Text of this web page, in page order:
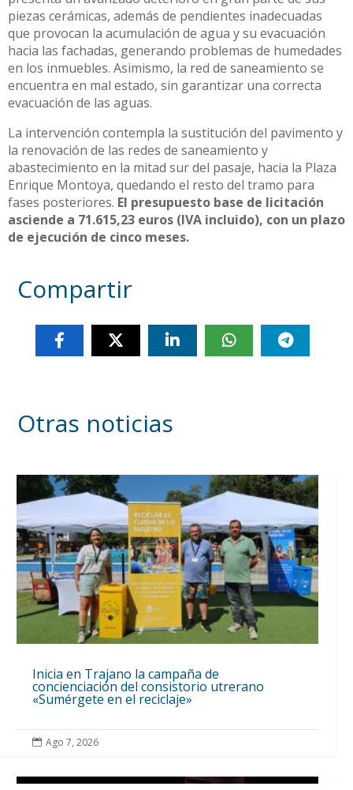
piezas cerámicas, además de pendientes inadecuadas
que provocan la acumulación de agua y su evacuación
hacia las fachadas, generando problemas de humedades
en los inmuebles. Asimismo, la red de saneamiento se
encuentra en mal estado, sin garantizar una correcta
evacuación de las aguas.
La intervención contempla la sustitución del pavimento y
la renovación de las redes de saneamiento y
abastecimiento en la mitad sur del pasaje, hacia la Plaza
Enrique Montoya, quedando el resto del tramo para
fases posteriores. El presupuesto base de licitación
asciende a 71.615,23 euros (IVA incluido), con un plazo
de ejecución de cinco meses.
Compartir
Otras noticias
Inicia en Trajano la campaña de
concienciación del consistorio utrerano
«Sumérgete en el reciclaje»
 Ago 7, 2026